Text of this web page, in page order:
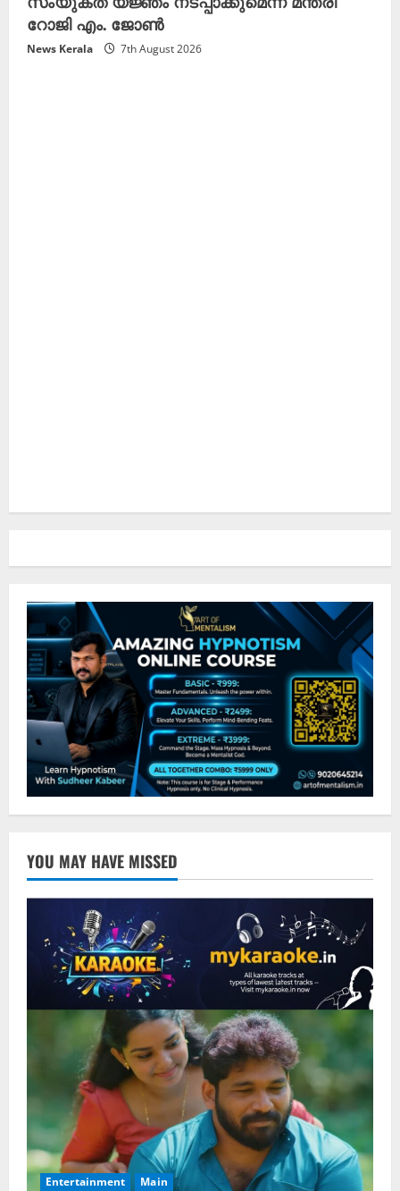
റോജി എം. ജോൺ
News Kerala 7th August 2026
YOU MAY HAVE MISSED
Entertainment Main